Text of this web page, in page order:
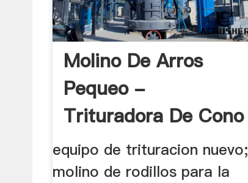
Molino De Arros
Pequeo -
Trituradora De Cono
equipo de trituracion nuevo;
molino de rodillos para la